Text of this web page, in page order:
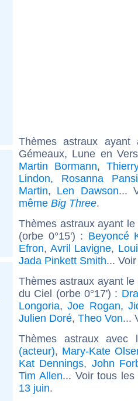
Thèmes astraux
Gémeaux, Lune en
Martin Bormann,
Lindon, Rosanna
Martin, Len Dawson...
même Big Three.
Thèmes astraux ayant
(orbe 0°15') : Beyoncé
Efron, Avril Lavigne,
Jada Pinkett Smith...
Thèmes astraux ayant
du Ciel (orbe 0°17') :
Longoria,Joe Rogan,
Julien Doré, Theo Von...
Thèmes astraux
(acteur), Mary-Kate
Kat Dennings, John
Tim Allen... Voir tous
13 juin.